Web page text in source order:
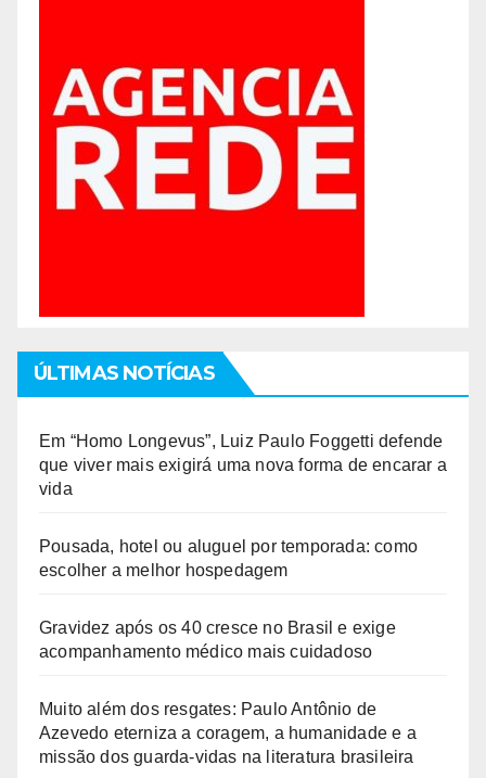
ÚLTIMAS NOTÍCIAS
Em “Homo Longevus”, Luiz Paulo Foggetti defende
que viver mais exigirá uma nova forma de encarar a
vida
Pousada, hotel ou aluguel por temporada: como
escolher a melhor hospedagem
Gravidez após os 40 cresce no Brasil e exige
acompanhamento médico mais cuidadoso
Muito além dos resgates: Paulo Antônio de
Azevedo eterniza a coragem, a humanidade e a
missão dos guarda-vidas na literatura brasileira